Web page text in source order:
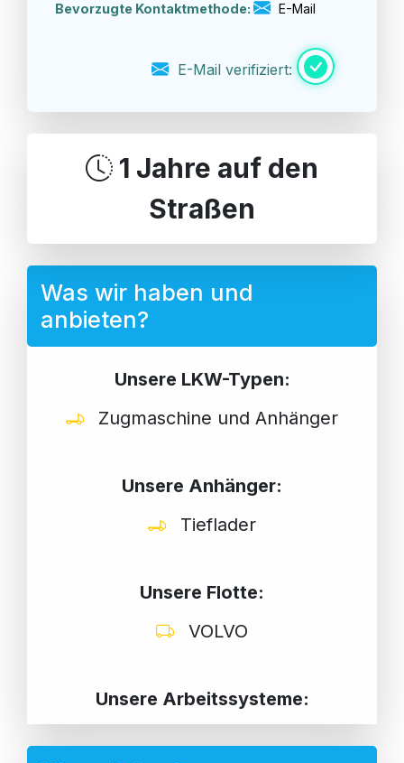
Bevorzugte Kontaktmethode: E-Mail
E-Mail verifiziert:
1 Jahre auf den
Straßen
Was wir haben und
anbieten?
Unsere LKW-Typen:
Zugmaschine und Anhänger
Unsere Anhänger:
Tieflader
Unsere Flotte:
VOLVO
Unsere Arbeitssysteme: